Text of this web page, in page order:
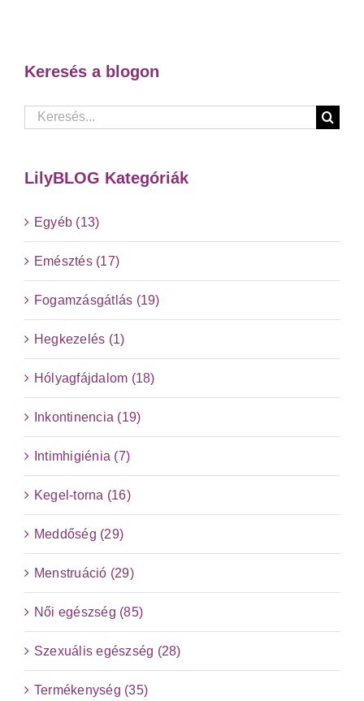
Keresés a blogon
Keresés...
LilyBLOG Kategóriák
Egyéb (13)
Emésztés (17)
Fogamzásgátlás (19)
Hegkezelés (1)
Hólyagfájdalom (18)
Inkontinencia (19)
Intimhigiénia (7)
Kegel-torna (16)
Meddőség (29)
Menstruáció (29)
Női egészség (85)
Szexuális egészség (28)
Termékenység (35)